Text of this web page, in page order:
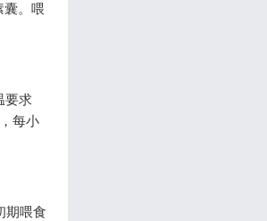
囊。喂
要求
每小
期喂食